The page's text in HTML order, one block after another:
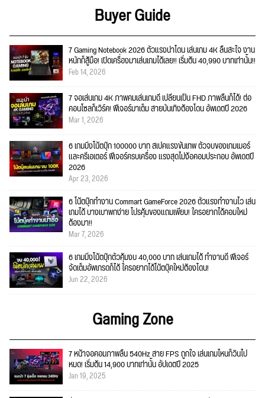
Buyer Guide
7 Gaming Notebook 2026 ตัวแรงน่าโดน เล่นเกม 4K ลื่นสะใจ งาน
หนักก็สู้มือ! เปิดเครื่องมาเล่นเกมได้เลย!! เริ่มต้น 40,990 บาทเท่านั้น!!
Feb 14, 2026
7 จอเล่นเกม 4K ภาพคมเล่นเกมดี เปลี่ยนเป็น FHD ภาพลื่นก็ได้! ต่อ
คอนโซลก็เวิร์ค! ฟีเจอร์มาเต็ม สายบันเทิงต้องโดน อัพเดตปี 2026
Mar 1, 2026
6 เกมมิ่งโน้ตบุ๊ก 100000 บาท สเปคแรงขั้นเทพ ตัวจบของเกมเมอร์
และครีเอเตอร์ ฟีเจอร์ครบเครื่อง แรงสุดไม่ง้อคอมประกอบ อัพเดตปี
2026
Apr 23, 2026
6 โน้ตบุ๊กทำงาน Commart GameForce 2026 ตัวแรงทำงานไว เล่น
เกมได้ บางเบาพกง่าย โปรคุ้มของแถมเพียบ! ใครอยากได้คอมใหม่
ต้องมา!!
Mar 7, 2026
6 เกมมิ่งโน้ตบุ๊กตัวคุ้มงบ 40,000 บาท เล่นเกมได้ ทำงานดี ฟีเจอร์
จัดเต็มอัพเกรดก็ได้ ใครอยากได้โน้ตบุ๊คใหม่ต้องโดน!
Jun 22, 2026
Gaming Zone
7 หน้าจอคอมภาพลื่น 540Hz สาย FPS ถูกใจ เล่นเกมไหนก็วินไป
หมด! เริ่มต้น 14,900 บาทเท่านั้น อัปเดตปี 2025
Jan 19, 2025